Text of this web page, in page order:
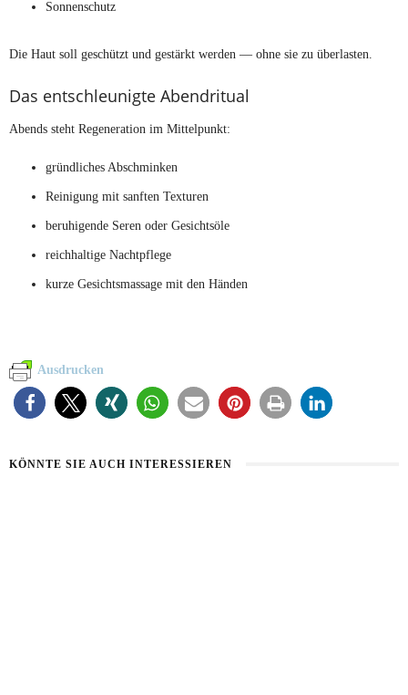
Sonnenschutz
Die Haut soll geschützt und gestärkt werden — ohne sie zu überlasten.
Das entschleunigte Abendritual
Abends steht Regeneration im Mittelpunkt:
gründliches Abschminken
Reinigung mit sanften Texturen
beruhigende Seren oder Gesichtsöle
reichhaltige Nachtpflege
kurze Gesichtsmassage mit den Händen
Ausdrucken
KÖNNTE SIE AUCH INTERESSIEREN